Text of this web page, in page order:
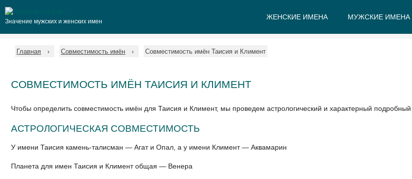
Значение мужских и женских имен
ЖЕНСКИЕ ИМЕНА МУЖСКИЕ ИМЕНА
Главная Совместимость имён Совместимость имён Таисия и Климент
СОВМЕСТИМОСТЬ ИМЁН ТАИСИЯ И КЛИМЕНТ
Чтобы определить совместимость имён для Таисия и Климент, мы проведем астрологический и характерный
АСТРОЛОГИЧЕСКАЯ СОВМЕСТИМОСТЬ
У имени Таисия камень-талисман — Агат и Опал, а у имени Климент — Аквамарин
Планета для имен Таисия и Климент общая — Венера